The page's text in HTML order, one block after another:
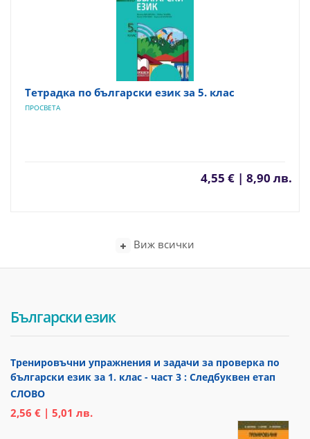
Тетрадка по български език за 5. клас
ПРОСВЕТА
4,55 € | 8,90 лв.
Виж всички
Български език
Тренировъчни упражнения и задачи за проверка по
български език за 1. клас - част 3 : Следбуквен етап
СЛОВО
2,56 € | 5,01 лв.